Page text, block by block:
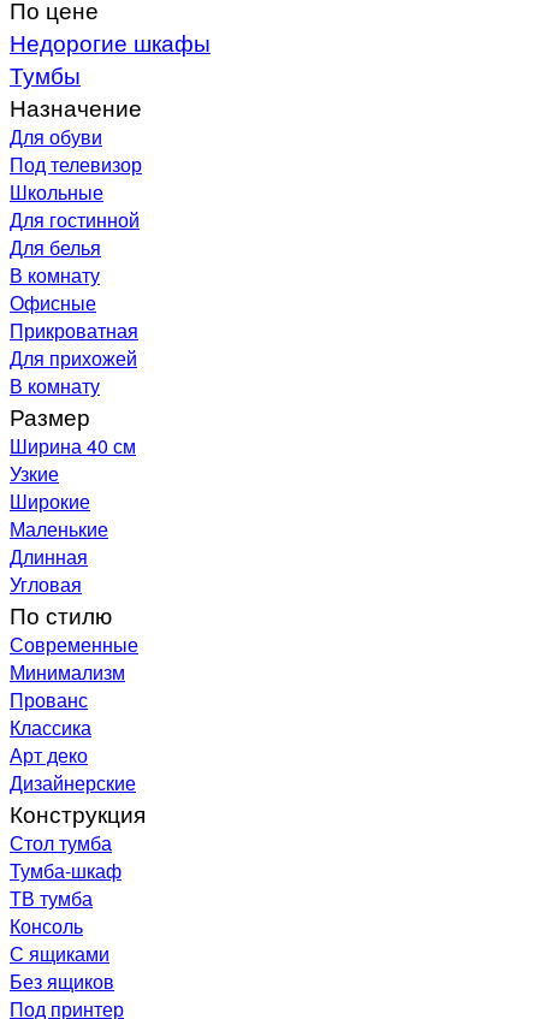
По цене
Недорогие шкафы
Тумбы
Назначение
Для обуви
Под телевизор
Школьные
Для гостинной
Для белья
В комнату
Офисные
Прикроватная
Для прихожей
В комнату
Размер
Ширина 40 см
Узкие
Широкие
Маленькие
Длинная
Угловая
По стилю
Современные
Минимализм
Прованс
Классика
Арт деко
Дизайнерские
Конструкция
Стол тумба
Тумба-шкаф
ТВ тумба
Консоль
С ящиками
Без ящиков
Под принтер